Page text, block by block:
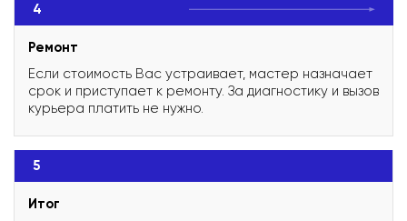
4
Ремонт
Если стоимость Вас устраивает, мастер назначает
срок и приступает к ремонту. За диагностику и вызов
курьера платить не нужно.
5
Итог